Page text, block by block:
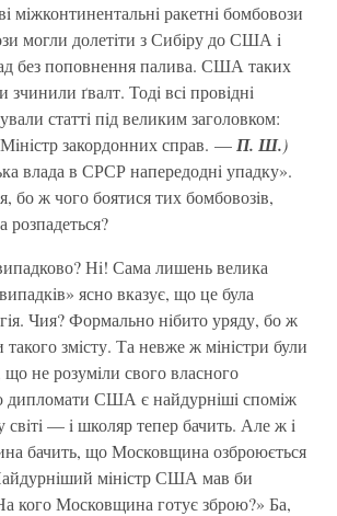
мiжконтинентальнi ракетнi бомбовози
могли долетiти з Сибiру до США i
без поповнення палива. США таких
зчинили ґвалт. Тодi всi провiднi
статтi пiд великим заголовком:
закордонних справ. —П. Ш.)
влада в СРСР напередоднi упадку».
бо ж чого боятися тих бомбовозiв,
Нi! Сама лишень велика
ясно вказує, що це була
Чия? Формально нiбито уряду, бо ж
такого змiсту. Та невже ж мiнiстри були
не розумiли свого власного
дипломати США є найдурнiшi спомiж
свiтi — i школяр тепер бачить. Але ж i
бачить, що Московщина озброюється
мiнiстр США мав би
кого Московщина готує зброю?» Ба,